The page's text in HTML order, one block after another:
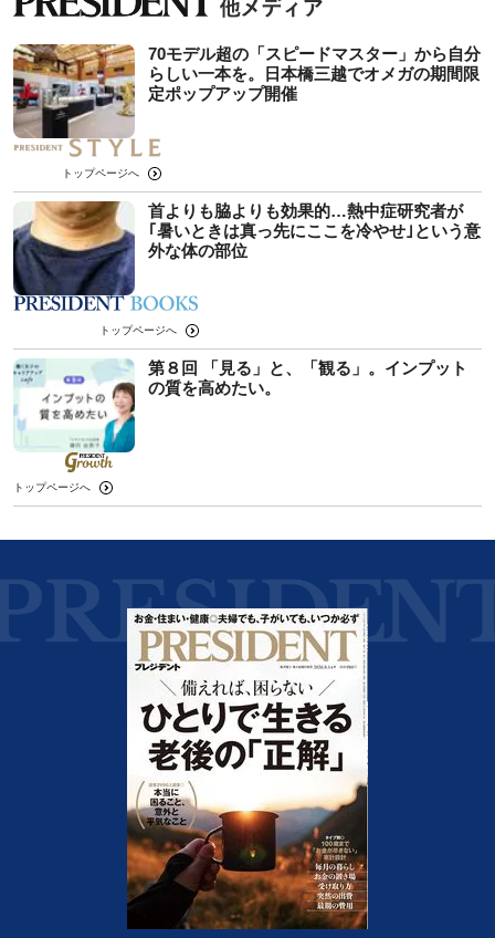
70モデル超の「スピードマスター」から自分
らしい一本を。日本橋三越でオメガの期間限
定ポップアップ開催
トップページへ
首よりも脇よりも効果的…熱中症研究者が
｢暑いときは真っ先にここを冷やせ｣という意
外な体の部位
トップページへ
第８回 「見る」と、「観る」。インプット
の質を高めたい。
トップページへ